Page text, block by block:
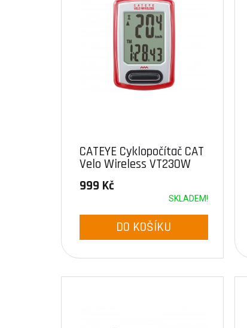
CATEYE Cyklopočítač CAT
Velo Wireless VT230W
(červená)
999 Kč
SKLADEM!
DO KOŠÍKU